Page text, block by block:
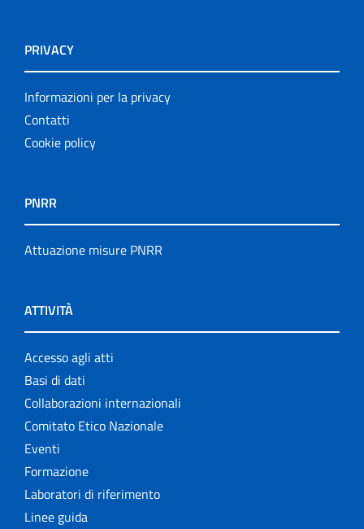
PRIVACY
Informazioni per la privacy
Contatti
Cookie policy
PNRR
Attuazione misure PNRR
ATTIVITÀ
Accesso agli atti
Basi di dati
Collaborazioni internazionali
Comitato Etico Nazionale
Eventi
Formazione
Laboratori di riferimento
Linee guida